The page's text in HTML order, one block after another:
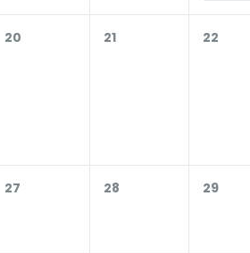
20 21 22
27 28 29